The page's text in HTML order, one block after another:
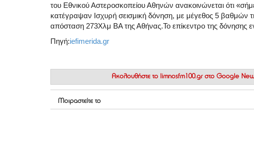
του Εθνικού Αστεροσκοπείου Αθηνών ανακοινώνεται ότι
κατέγραψαν Ισχυρή σεισμική δόνηση, με μέγεθος 5 βαθμών
απόσταση 273Χλμ ΒΑ της Αθήνας.Το επίκεντρο της δόνησης
Πηγή:iefimerida.gr
Ακολουθήστε το limnosfm100.gr στο Google
Μοιραστείτε το